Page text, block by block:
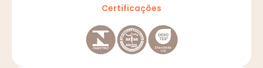
Certificações